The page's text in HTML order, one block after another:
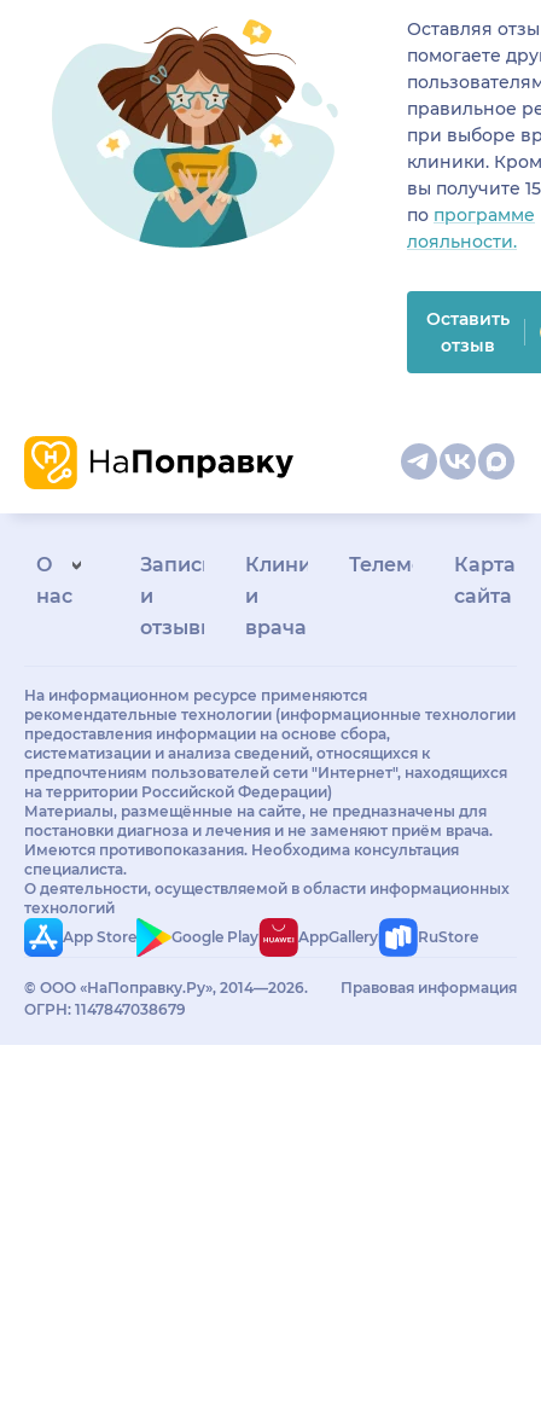
Оставляя
помогаете
правильное
при выборе
клиники.
вы получите
по программе
лояльности.
Оставить
отзыв
О
нас
Запись
и
отзывы
Клиникам
и
врачам
Телемедицина
Карта
сайта
На информационном ресурсе применяются
рекомендательные технологии (информационные технологии
предоставления информации на основе сбора,
систематизации и анализа сведений, относящихся к
предпочтениям пользователей сети "Интернет", находящихся
на территории Российской Федерации)
Материалы, размещённые на сайте, не предназначены для
постановки диагноза и лечения и не заменяют приём врача.
Имеются противопоказания. Необходима консультация
специалиста.
О деятельности, осуществляемой в области информационных
технологий
App Store
Google Play AppGallery RuStore
© ООО «НаПоправку.Ру», 2014—2026.
ОГРН: 1147847038679
Правовая информация